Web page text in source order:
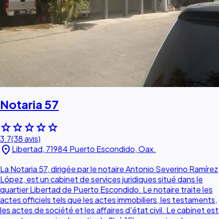
Notaria 57
starstarstarstarstar
3.7(38 avis)
location_on Libertad, 71984 Puerto Escondido, Oax.
La Notaria 57, dirigée par le notaire Antonio Severino Ramírez
López, est un cabinet de services juridiques situé dans le
quartier Libertad de Puerto Escondido. Le notaire traite les
actes officiels tels que les actes immobiliers, les testaments,
les actes de société et les affaires d'état civil. Le cabinet est